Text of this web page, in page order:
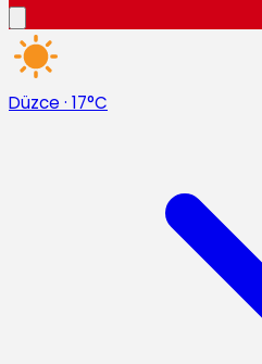
Düzce · 17°C